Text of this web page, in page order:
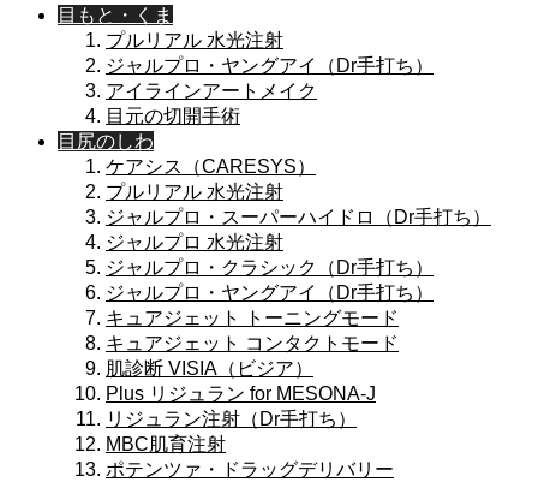
目もと・くま
プルリアル 水光注射
ジャルプロ・ヤングアイ（Dr手打ち）
アイラインアートメイク
目元の切開手術
目尻のしわ
ケアシス（CARESYS）
プルリアル 水光注射
ジャルプロ・スーパーハイドロ（Dr手打ち）
ジャルプロ 水光注射
ジャルプロ・クラシック（Dr手打ち）
ジャルプロ・ヤングアイ（Dr手打ち）
キュアジェット トーニングモード
キュアジェット コンタクトモード
肌診断 VISIA（ビジア）
Plus リジュラン for MESONA-J
リジュラン注射（Dr手打ち）
MBC肌育注射
ポテンツァ・ドラッグデリバリー